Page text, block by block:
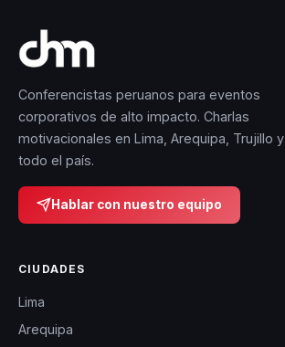
Conferencistas peruanos para eventos
corporativos de alto impacto. Charlas
motivacionales en Lima, Arequipa, Trujillo y
todo el país.
Hablar con nuestro equipo
CIUDADES
Lima
Arequipa